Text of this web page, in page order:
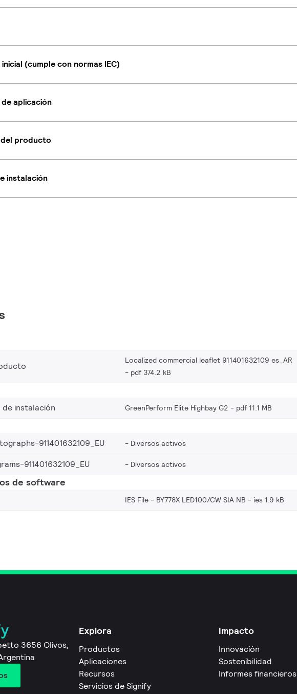
(cumple con normas IEC)
aplicación
producto
instalación
Localized commercial leaflet 911401632109 es_AR
pdf 374.2 kB
instalación GreenPerform Elite Highbay G2 pdf 11.1 MB
911401632109_EU Diversos activos
911401632109_EU
Diversos activos
de software
IES File - BY778X LED100/CW SIA NB ies 1.9 kB
3656 Olivos,
Explora
Productos
Aplicaciones
Recursos
Servicios de Signify
Impacto
Innovación
Sostenibilidad
Informes financieros